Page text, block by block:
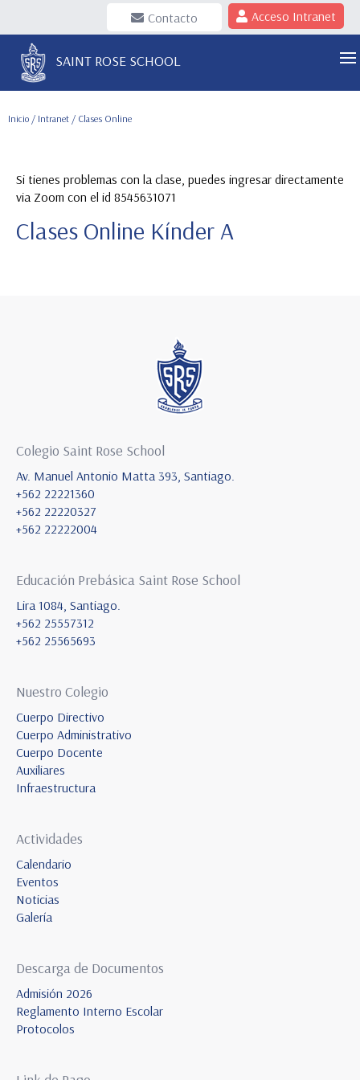
Contacto Acceso Intranet
SAINT ROSE SCHOOL
Inicio / Intranet / Clases Online
Si tienes problemas con la clase, puedes ingresar directamente
via Zoom con el id 8545631071
Clases Online Kínder A
Colegio Saint Rose School
Av. Manuel Antonio Matta 393, Santiago.
+562 22221360
+562 22220327
+562 22222004
Educación Prebásica Saint Rose School
Lira 1084, Santiago.
+562 25557312
+562 25565693
Nuestro Colegio
Cuerpo Directivo
Cuerpo Administrativo
Cuerpo Docente
Auxiliares
Infraestructura
Actividades
Calendario
Eventos
Noticias
Galería
Descarga de Documentos
Admisión 2026
Reglamento Interno Escolar
Protocolos